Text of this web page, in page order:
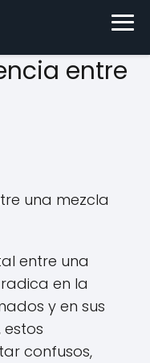
entre
una mezcla
entre una
en la
y en sus
confusos,